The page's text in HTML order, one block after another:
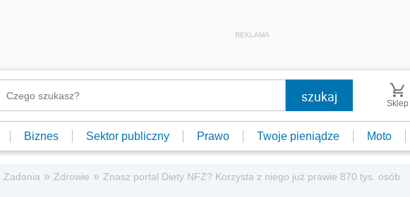
REKLAMA
Sklep
Biznes Sektor publiczny Prawo Twoje pieniądze Moto
Zadania » Zdrowie » Znasz portal Diety NFZ? Korzysta z niego już prawie 870 tys. osób